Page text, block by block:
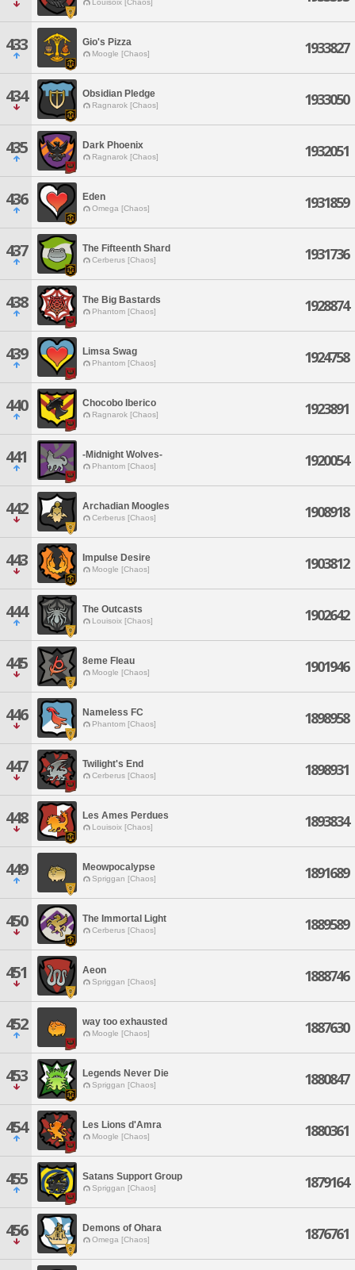
Louisoix [Chaos]
433 Gio's Pizza
Moogle [Chaos] 1933827
434 Obsidian Pledge
Ragnarok [Chaos] 1933050
435 Dark Phoenix
Ragnarok [Chaos] 1932051
436 Eden
Omega [Chaos] 1931859
437 The Fifteenth Shard
Cerberus [Chaos] 1931736
438 The Big Bastards
Phantom [Chaos] 1928874
439 Limsa Swag
Phantom [Chaos] 1924758
440 Chocobo Iberico
Ragnarok [Chaos] 1923891
441 -Midnight Wolves-
Phantom [Chaos] 1920054
442 Archadian Moogles
Cerberus [Chaos] 1908918
443 Impulse Desire
Moogle [Chaos] 1903812
444 The Outcasts
Louisoix [Chaos] 1902642
445 8eme Fleau
Moogle [Chaos] 1901946
446 Nameless FC
Phantom [Chaos] 1898958
447 Twilight's End
Cerberus [Chaos] 1898931
448 Les Ames Perdues
Louisoix [Chaos] 1893834
449 Meowpocalypse
Spriggan [Chaos] 1891689
450 The Immortal Light
Cerberus [Chaos] 1889589
451 Aeon
Spriggan [Chaos] 1888746
452 way too exhausted
Moogle [Chaos] 1887630
453 Legends Never Die
Spriggan [Chaos] 1880847
454 Les Lions d'Amra
Moogle [Chaos] 1880361
455 Satans Support Group
Spriggan [Chaos] 1879164
456 Demons of Ohara
Omega [Chaos] 1876761